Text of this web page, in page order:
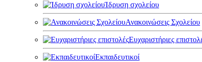
Ίδρυση σχολείου
Ανακοινώσεις Σχολείου
Ευχαριστήριες
Εκπαιδευτικοί